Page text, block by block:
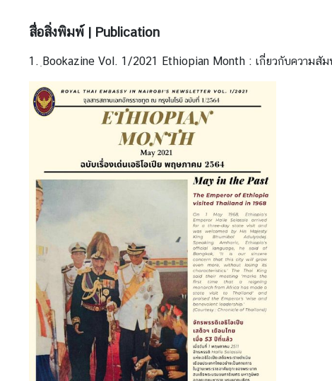
t
u
ส
ถ
อ
ก
อั
ค
ร
า
ช
ทู
ต
สื่อสิ่งพิมพ์ | Publication
1. ฺBookazine Vol. 1/2021 Ethiopian Month : เกี่ยวกับความสั